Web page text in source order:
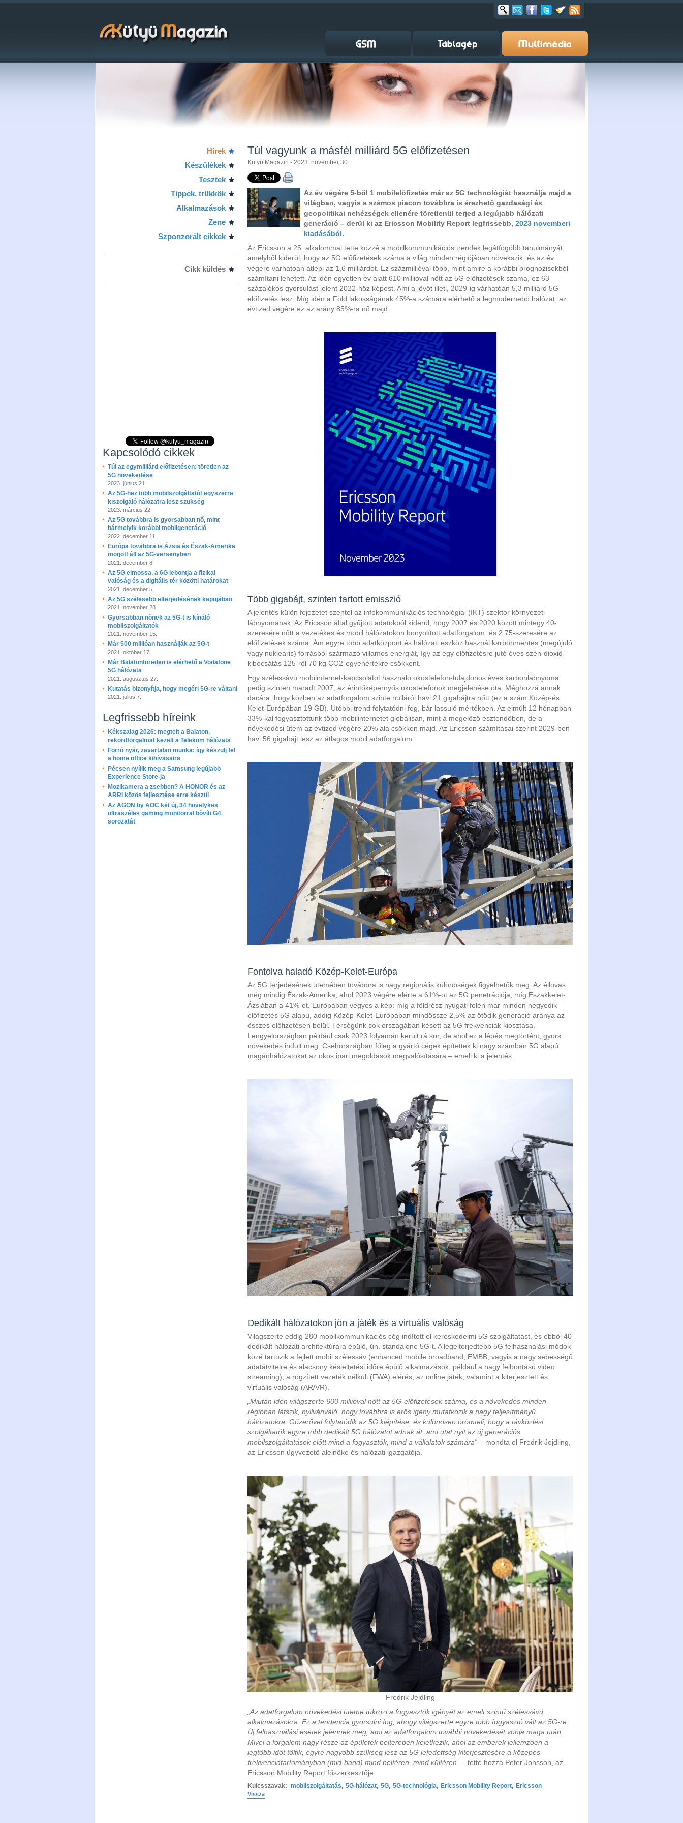
Hírek
Készülékek
Tesztek
Tippek, trükkök
Alkalmazások
Zene
Szponzorált cikkek
Cikk küldés
Kapcsolódó cikkek
Túl az egymilliárd előfizetésen: töretlen az
5G növekedése
2023. június 21.
Az 5G-hez több mobilszolgáltatót egyszerre
kiszolgáló hálózatra lesz szükség
2023. március 22.
Az 5G továbbra is gyorsabban nő, mint
bármelyik korábbi mobilgeneráció
2022. december 11.
Európa továbbra is Ázsia és Észak-Amerika
mögött áll az 5G-versenyben
2021. december 8.
Az 5G elmossa, a 6G lebontja a fizikai
valóság és a digitális tér közötti határokat
2021. december 5.
Az 5G szélesebb elterjedésének kapujában
2021. november 28.
Gyorsabban nőnek az 5G-t is kínáló
mobilszolgáltatók
2021. november 15.
Már 500 millióan használják az 5G-t
2021. október 17.
Már Balatonfüreden is elérhető a Vodafone
5G hálózata
2021. augusztus 27.
Kutatás bizonyítja, hogy megéri 5G-re váltani
2021. július 7.
Legfrissebb híreink
Kékszalag 2026: megtelt a Balaton,
rekordforgalmat kezelt a Telekom hálózata
Forró nyár, zavartalan munka: így készülj fel
a home office kihívásaira
Pécsen nyílik meg a Samsung legújabb
Experience Store-ja
Mozikamera a zsebben? A HONOR és az
ARRI közös fejlesztése erre készül
Az AGON by AOC két új, 34 hüvelykes
ultraszéles gaming monitorral bővíti G4
sorozatát
Túl vagyunk a másfél milliárd 5G előfizetésen
Kütyü Magazin - 2023. november 30.
Az év végére 5-ből 1 mobilelőfizetés már az 5G technológiát használja majd a
világban, vagyis a számos piacon továbbra is érezhető gazdasági és
geopolitikai nehézségek ellenére töretlenül terjed a legújabb hálózati
generáció – derül ki az Ericsson Mobility Report legfrissebb, 2023 novemberi
kiadásából.
Az Ericsson a 25. alkalommal tette közzé a mobilkommunikációs trendek legátfogóbb tanulmányát,
amelyből kiderül, hogy az 5G előfizetések száma a világ minden régiójában növekszik, és az év
végére várhatóan átlépi az 1,6 milliárdot. Ez százmillióval több, mint amire a korábbi prognózisokból
számítani lehetett. Az idén egyetlen év alatt 610 millióval nőtt az 5G előfizetések száma, ez 63
százalékos gyorsulást jelent 2022-höz képest. Ami a jövőt illeti, 2029-ig várhatóan 5,3 milliárd 5G
előfizetés lesz. Míg idén a Föld lakosságának 45%-a számára elérhető a legmodernebb hálózat, az
évtized végére ez az arány 85%-ra nő majd.
Több gigabájt, szinten tartott emisszió
A jelentés külön fejezetet szentel az infokommunikációs technológiai (IKT) szektor környezeti
lábnyomának. Az Ericsson által gyűjtött adatokból kiderül, hogy 2007 és 2020 között mintegy 40-
szeresére nőtt a vezetékes és mobil hálózatokon bonyolított adatforgalom, és 2,75-szeresére az
előfizetések száma. Ám egyre több adatközpont és hálózati eszköz használ karbonmentes (megújuló
vagy nukleáris) forrásból származó villamos energiát, így az egy előfizetésre jutó éves szén-dioxid-
kibocsátás 125-ről 70 kg CO2-egyenértékre csökkent.
Egy szélessávú mobilinternet-kapcsolatot használó okostelefon-tulajdonos éves karbonlábnyoma
pedig szinten maradt 2007, az érintőképernyős okostelefonok megjelenése óta. Méghozzá annak
dacára, hogy közben az adatforgalom szinte nulláról havi 21 gigabájtra nőtt (ez a szám Közép-és
Kelet-Európában 19 GB). Utóbbi trend folytatódni fog, bár lassuló mértékben. Az elmúlt 12 hónapban
33%-kal fogyasztottunk több mobilinternetet globálisan, mint a megelőző esztendőben, de a
növekedési ütem az évtized végére 20% alá csökken majd. Az Ericsson számításai szerint 2029-ben
havi 56 gigabájt lesz az átlagos mobil adatforgalom.
Fontolva haladó Közép-Kelet-Európa
Az 5G terjedésének ütemében továbbra is nagy regionális különbségek figyelhetők meg. Az éllovas
még mindig Észak-Amerika, ahol 2023 végére elérte a 61%-ot az 5G penetrációja, míg Északkelet-
Ázsiában a 41%-ot. Európában vegyes a kép: míg a földrész nyugati felén már minden negyedik
előfizetés 5G alapú, addig Közép-Kelet-Európában mindössze 2,5% az ötödik generáció aránya az
összes előfizetésen belül. Térségünk sok országában késett az 5G frekvenciák kiosztása,
Lengyelországban például csak 2023 folyamán került rá sor, de ahol ez a lépés megtörtént, gyors
növekedés indult meg. Csehországban főleg a gyártó cégek építettek ki nagy számban 5G alapú
magánhálózatokat az okos ipari megoldások megvalósítására – emeli ki a jelentés.
Dedikált hálózatokon jön a játék és a virtuális valóság
Világszerte eddig 280 mobilkommunikációs cég indított el kereskedelmi 5G szolgáltatást, és ebből 40
dedikált hálózati architektúrára épülő, ún. standalone 5G-t. A legelterjedtebb 5G felhasználási módok
közé tartozik a fejlett mobil szélessáv (enhanced mobile broadband, EMBB, vagyis a nagy sebességű
adatátvitelre és alacsony késleltetési időre épülő alkalmazások, például a nagy felbontású video
streaming), a rögzített vezeték nélküli (FWA) elérés, az online játék, valamint a kiterjesztett és
virtuális valóság (AR/VR).
„Miután idén világszerte 600 millióval nőtt az 5G-előfizetések száma, és a növekedés minden
régióban látszik, nyilvánvaló, hogy továbbra is erős igény mutatkozik a nagy teljesítményű
hálózatokra. Gőzerővel folytatódik az 5G kiépítése, és különösen örömteli, hogy a távközlési
szolgáltatók egyre több dedikált 5G hálózatot adnak át, ami utat nyit az új generációs
mobilszolgáltatások előtt mind a fogyasztók, mind a vállalatok számára” – mondta el Fredrik Jejdling,
az Ericsson ügyvezető alelnöke és hálózati igazgatója.
Fredrik Jejdling
„Az adatforgalom növekedési üteme tükrözi a fogyasztók igényét az emelt szintű szélessávú
alkalmazásokra. Ez a tendencia gyorsulni fog, ahogy világszerte egyre több fogyasztó vált az 5G-re.
Új felhasználási esetek jelennek meg, ami az adatforgalom további növekedését vonja maga után.
Mivel a forgalom nagy része az épületek belterében keletkezik, ahol az emberek jellemzően a
legtöbb időt töltik, egyre nagyobb szükség lesz az 5G lefedettség kiterjesztésére a közepes
frekvenciatartományban (mid-band) mind beltéren, mind kültéren” – tette hozzá Peter Jonsson, az
Ericsson Mobility Report főszerkesztője.
Kulcsszavak: mobilszolgáltatás, 5G-hálózat, 5G, 5G-technológia, Ericsson Mobility Report, Ericsson
Vissza